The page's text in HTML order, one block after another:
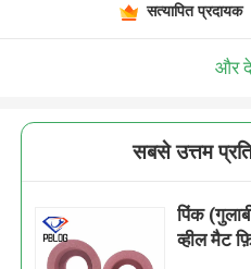
सत्यापित प्रदायक
और
सबसे उत्तम
पिंक
व्हील मैट